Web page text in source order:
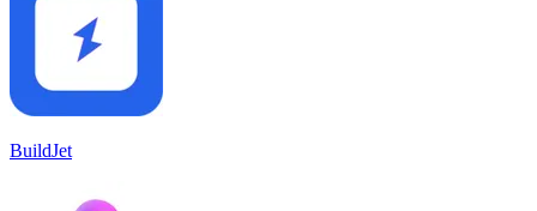
BuildJet